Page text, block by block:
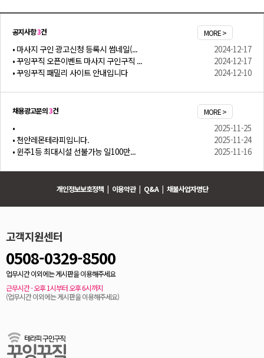
MORE >
공지사항3건
• 마사지 구인 광고신청 등록시 썸네일(...
2024-12-17
• 꾸잉꾸직 오픈이벤트 마사지 구인구직 ...
2024-12-17
• 꾸잉꾸직 패밀리 사이트 안내입니다
2024-12-10
MORE >
채용광고문의3건
•
2025-11-25
• 천안레몬테라피입니다.
2025-11-24
• 윈주1등 최대시설 선불가능 일100만...
2025-11-16
개인정보보호정책| 이용약관| Q&A| 채불사업자명단
고객지원센터
0508-0329-8500
업무시간 이외에는 게시판을 이용해주세요
근무시간 - 오후 1시부터 오후 6시까지
(업무시간 이외에는 게시판을 이용해주세요)